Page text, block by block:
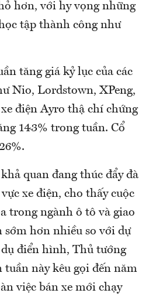
hơn, với hy vọng những
tập thành công như
tăng giá kỷ lục của các
Nio, Lordstown, XPeng,
điện Ayro thậ chí chứng
143% trong tuần. Cổ
quan đang thúc đẩy đà
xe điện, cho thấy cuộc
trong ngành ô tô và giao
sớm hơn nhiều so với dự
điển hình, Thủ tướng
này kêu gọi đến năm
việc bán xe mới chạy